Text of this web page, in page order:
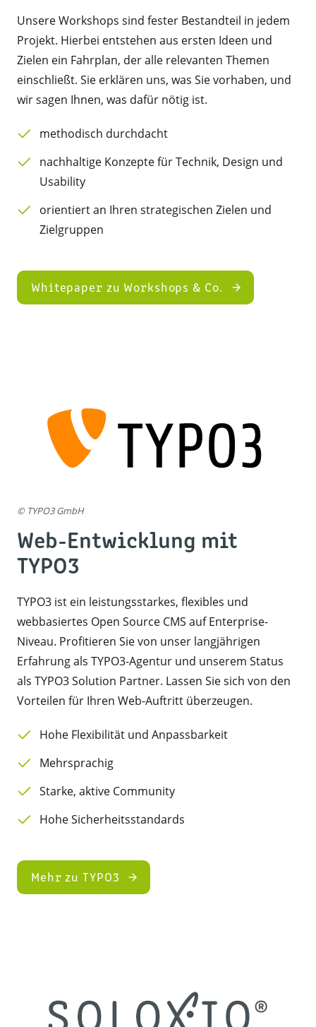
Unsere Workshops sind fester Bestandteil in jedem
Projekt. Hierbei entstehen aus ersten Ideen und
Zielen ein Fahrplan, der alle relevanten Themen
einschließt. Sie erklären uns, was Sie vorhaben, und
wir sagen Ihnen, was dafür nötig ist.
methodisch durchdacht
nachhaltige Konzepte für Technik, Design und
Usability
orientiert an Ihren strategischen Zielen und
Zielgruppen
Whitepaper zu Workshops & Co.
© TYPO3 GmbH
Web-Entwicklung mit
TYPO3
TYPO3 ist ein leistungsstarkes, flexibles und
webbasiertes Open Source CMS auf Enterprise-
Niveau. Profitieren Sie von unser langjährigen
Erfahrung als TYPO3-Agentur und unserem Status
als TYPO3 Solution Partner. Lassen Sie sich von den
Vorteilen für Ihren Web-Auftritt überzeugen.
Hohe Flexibilität und Anpassbarkeit
Mehrsprachig
Starke, aktive Community
Hohe Sicherheitsstandards
Mehr zu TYPO3